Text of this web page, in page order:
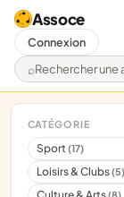
Assoce
Rechercher
Connexion
CATÉGORIE
Sport(17)
Loisirs & Clubs(5)